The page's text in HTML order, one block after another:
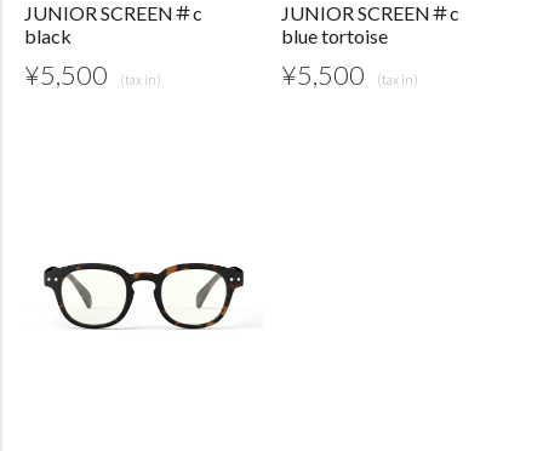
JUNIOR SCREEN＃c
black
¥5,500
JUNIOR SCREEN＃c
blue tortoise
¥5,500